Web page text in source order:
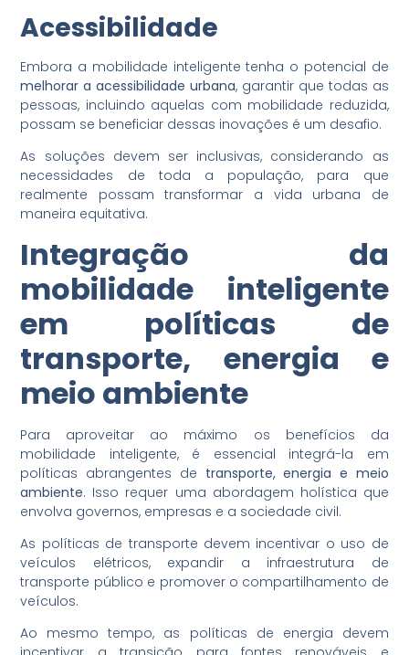
Acessibilidade
Embora a mobilidade inteligente tenha o potencial de
melhorar a acessibilidade urbana, garantir que todas as
pessoas, incluindo aquelas com mobilidade reduzida,
possam se beneficiar dessas inovações é um desafio.
As soluções devem ser inclusivas, considerando as
necessidades de toda a população, para que
realmente possam transformar a vida urbana de
maneira equitativa.
Integração da
mobilidade inteligente
em políticas de
transporte, energia e
meio ambiente
Para aproveitar ao máximo os benefícios da
mobilidade inteligente, é essencial integrá-la em
políticas abrangentes de transporte, energia e meio
ambiente. Isso requer uma abordagem holística que
envolva governos, empresas e a sociedade civil.
As políticas de transporte devem incentivar o uso de
veículos elétricos, expandir a infraestrutura de
transporte público e promover o compartilhamento de
veículos.
Ao mesmo tempo, as políticas de energia devem